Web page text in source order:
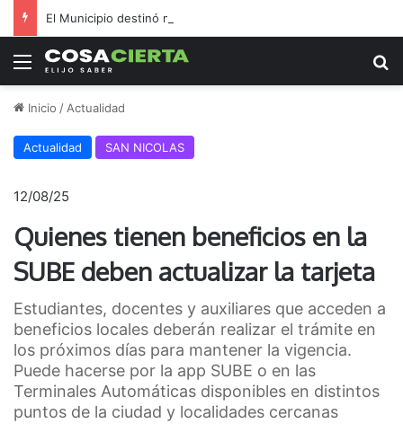
Menú
Inicio / Actualidad
Actualidad SAN NICOLAS
12/08/25
Quienes tienen beneficios en la
SUBE deben actualizar la tarjeta
Estudiantes, docentes y auxiliares que acceden a
beneficios locales deberán realizar el trámite en
los próximos días para mantener la vigencia.
Puede hacerse por la app SUBE o en las
Terminales Automáticas disponibles en distintos
puntos de la ciudad y localidades cercanas